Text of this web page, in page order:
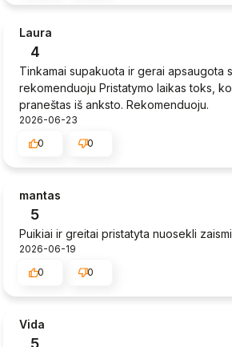
Laura
4
Tinkamai supakuota ir gerai apsaugota
rekomenduoju Pristatymo laikas toks,
praneštas iš anksto. Rekomenduoju.
2026-06-23
0
0
mantas
5
Puikiai ir greitai pristatyta nuosekli
2026-06-19
0
0
Vida
5